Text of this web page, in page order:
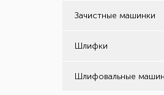
Зачистные машинки
Шлифки
Шлифовальные